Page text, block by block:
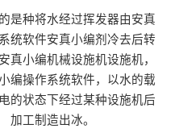
是种将水经过挥发器由安真
统软件安真小编剂冷去后转
真小编机械设施机设施机，
编操作系统软件，以水的载
的状态下经过某种设施机后
加工制造出冰。